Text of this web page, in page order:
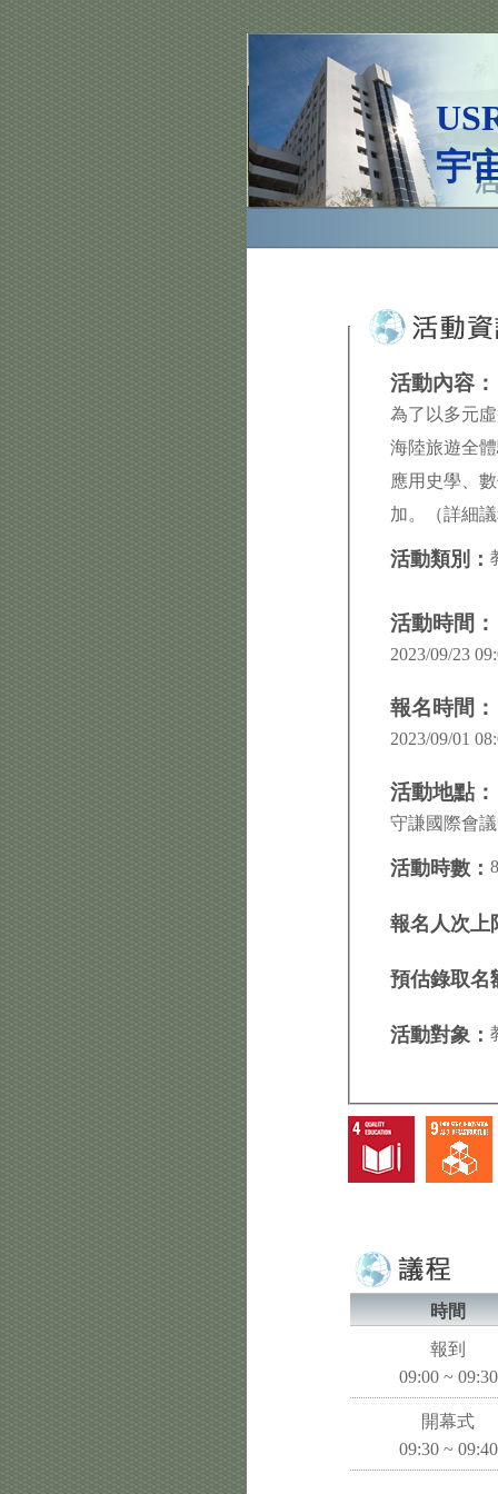
宇
活動內容：
為了以多元
海陸旅遊全
應用史學、
加。（詳細
活動類別：
活動時間：
2023/09/23
報名時間：
2023/09/01
活動地點：
守謙國際會
活動時數：
報名人次上
預估錄取名
活動對象：
時間
報到
09:00 ~ 09:30
開幕式
09:30 ~ 09:40